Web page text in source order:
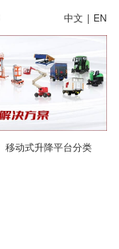
中文 | EN
移动式升降平台分类